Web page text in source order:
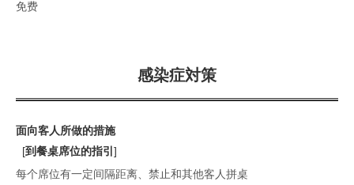
免费
感染症対策
面向客人所做的措施
[到餐桌席位的指引 ]
每个席位有一定间隔距离
禁止和其他客人拼桌